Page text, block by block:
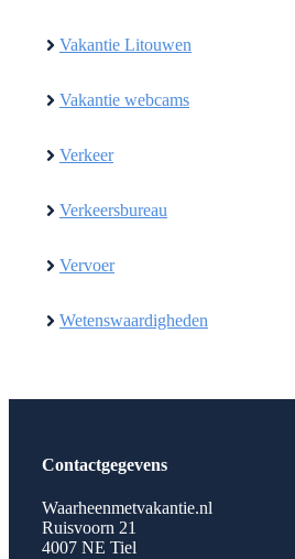
Vakantie Litouwen
Vakantie webcams
Verkeer
Verkeersbureau
Vervoer
Wetenswaardigheden
Contactgegevens
Waarheenmetvakantie.nl
Ruisvoorn 21
4007 NE Tiel